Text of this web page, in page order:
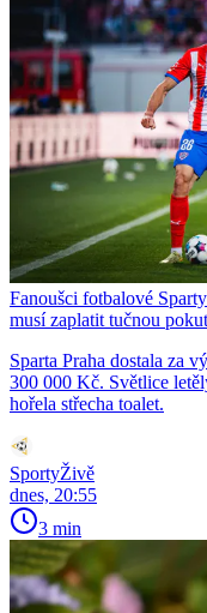
Fanoušci fotbalové
musí zaplatit tučnou
Sparta Praha dostala za
300 000 Kč. Světlice
hořela střecha toalet.
SportyŽivě
dnes, 20:55
3 min